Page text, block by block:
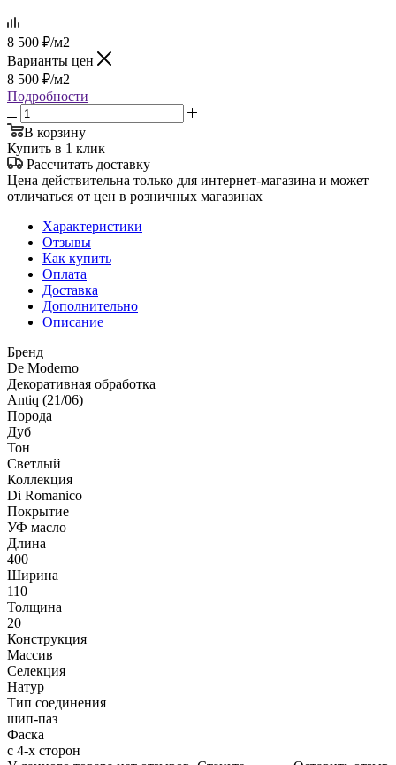
8 500 ₽/м2
Варианты цен
8 500 ₽/м2
Подробности
В корзину
Купить в 1 клик
Рассчитать доставку
Цена действительна только для интернет-магазина и может
отличаться от цен в розничных магазинах
Характеристики
Отзывы
Как купить
Оплата
Доставка
Дополнительно
Описание
Бренд
De Moderno
Декоративная обработка
Antiq (21/06)
Порода
Дуб
Тон
Светлый
Коллекция
Di Romanico
Покрытие
УФ масло
Длина
400
Ширина
110
Толщина
20
Конструкция
Массив
Селекция
Натур
Тип соединения
шип-паз
Фаска
с 4-х сторон